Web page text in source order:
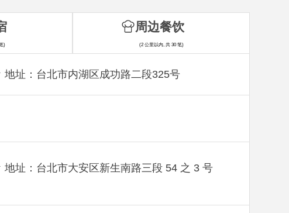
地址：台北市内湖区成功路二段325号
地址：台北市大安区新生南路三段 54 之 3 号
)
周边餐饮
(2 公里以内, 共 30 笔)